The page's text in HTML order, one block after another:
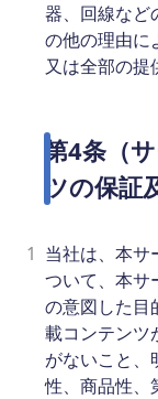
器、回線など
の他の理由に
又は全部の提
第4条（
ツの保証
1 当社は、本サ
ついて、本サ
の意図した目
載コンテンツ
がないこと、
性、商品性、